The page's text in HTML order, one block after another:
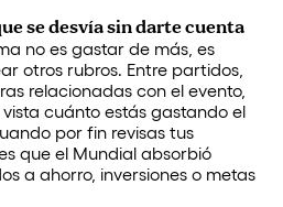
se desvía sin darte cuenta
no es gastar de más, es
otros rubros. Entre partidos,
relacionadas con el evento,
cuánto estás gastando el
por fin revisas tus
que el Mundial absorbió
a ahorro, inversiones o metas